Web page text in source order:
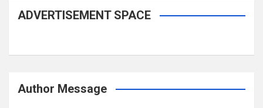
ADVERTISEMENT SPACE
Author Message